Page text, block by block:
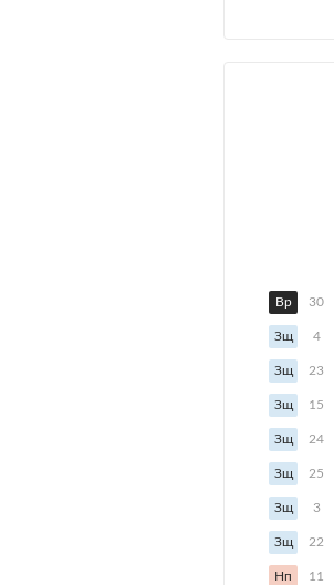
Вр 30
Зщ 4
Зщ 23
Зщ 15
Зщ 24
Зщ 25
Зщ 3
Зщ 22
Нп 11